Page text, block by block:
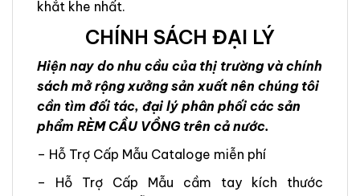
khắt khe nhất.
CHÍNH SÁCH ĐẠI LÝ
Hiện nay do nhu cầu của thị trường và chính
sách mở rộng xưởng sản xuất nên chúng tôi
cần tìm đối tác, đại lý phân phối các sản
phẩm RÈM CẦU VỒNG trên cả nước.
– Hỗ Trợ Cấp Mẫu Cataloge miễn phí
– Hỗ Trợ Cấp Mẫu cầm tay kích thước